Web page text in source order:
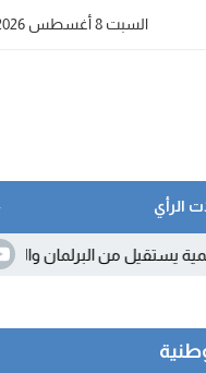
السبت 8 أغسطس 2026 - 6:28 صباحًا
الرأي
من البرلمان